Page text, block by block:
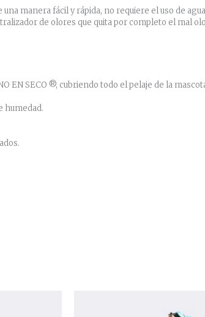
manera fácil y rápida, no requiere el uso de
de olores que quita por completo el mal
EN SECO ®, cubriendo todo el pelaje de la
humedad.